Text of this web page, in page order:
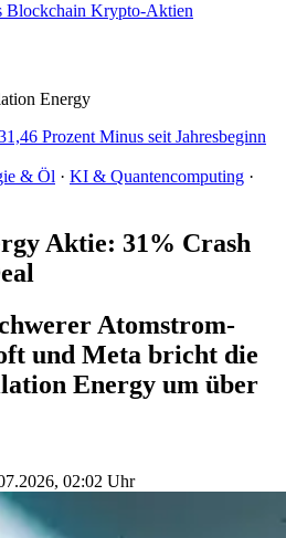
Blockchain Krypto-Aktien
Energy
Prozent Minus seit Jahresbeginn
& Öl · KI & Quantencomputing ·
Aktie: 31% Crash
Atomstrom-
und Meta bricht die
Energy um über
02:02 Uhr